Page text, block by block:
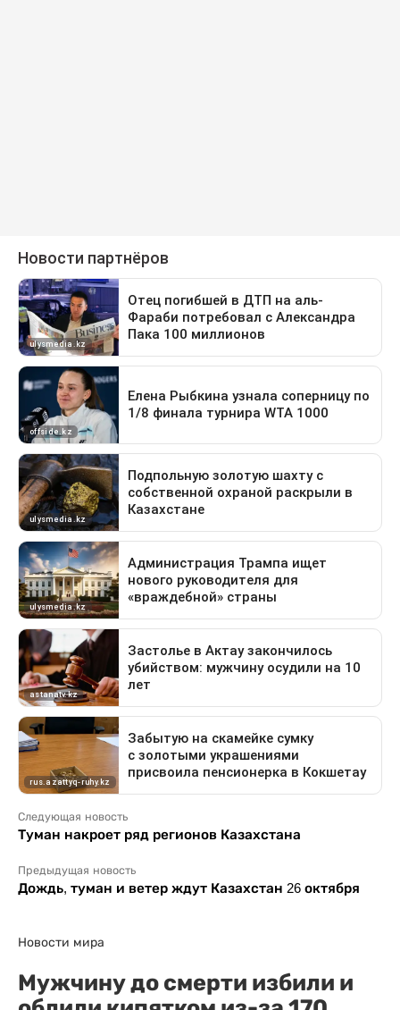
Следующая новость
Туман накроет ряд регионов Казахстана
Предыдущая новость
Дождь, туман и ветер ждут Казахстан 26 октября
Новости мира
Мужчину до смерти избили и